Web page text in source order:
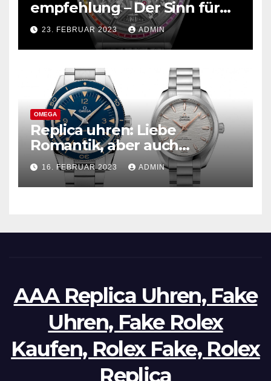
empfehlung – Der Sinn für
Design ist überwältigend!
23. FEBRUAR 2023 ADMIN
OMEGA
Replica uhren: Liebe
Romantik, aber auch
praktisch, empfohlen für den
täglichen Gebrauch
16. FEBRUAR 2023 ADMIN
AAA Replica Uhren, Fake
Uhren, Fake Rolex
Kaufen, Rolex Fake, Rolex
Replica